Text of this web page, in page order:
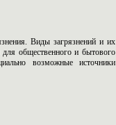
Виды загрязнений и их
общественного и бытового
возможные источники